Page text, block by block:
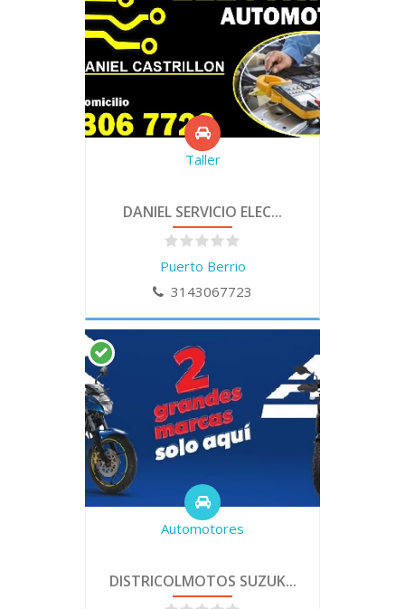
Taller
DANIEL SERVICIO ELEC...
Puerto Berrio
3143067723
Automotores
DISTRICOLMOTOS SUZUK...